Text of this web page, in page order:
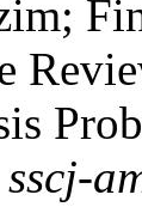
sscj-